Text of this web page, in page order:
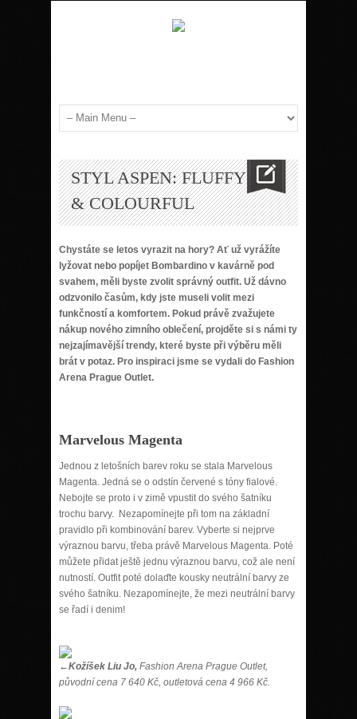
STYL ASPEN: FLUFFY
& COLOURFUL
Chystáte se letos vyrazit na hory? Ať už vyrážíte
lyžovat nebo popíjet Bombardino v kavárně pod
svahem, měli byste zvolit správný outfit. Už dávno
odzvonilo časům, kdy jste museli volit mezi
funkčností a komfortem. Pokud právě zvažujete
nákup nového zimního oblečení, projděte si s námi ty
nejzajímavější trendy, které byste při výběru měli
brát v potaz. Pro inspiraci jsme se vydali do Fashion
Arena Prague Outlet.
Marvelous Magenta
Jednou z letošních barev roku se stala Marvelous
Magenta. Jedná se o odstín červené s tóny fialové.
Nebojte se proto i v zimě vpustit do svého šatníku
trochu barvy. Nezapomínejte při tom na základní
pravidlo při kombinování barev. Vyberte si nejprve
výraznou barvu, třeba právě Marvelous Magenta. Poté
můžete přidat ještě jednu výraznou barvu, což ale není
nutností. Outfit poté dolaďte kousky neutrální barvy ze
svého šatníku. Nezapomínejte, že mezi neutrální barvy
se řadí i denim!
←Kožíšek Liu Jo, Fashion Arena Prague Outlet,
původní cena 7 640 Kč, outletová cena 4 966 Kč.